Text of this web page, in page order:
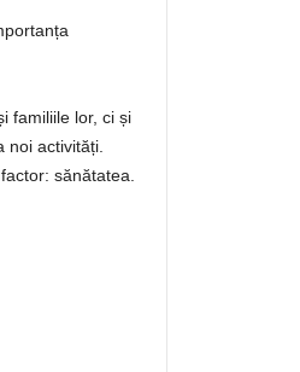
familiile lor, ci și
activități.
sănătatea.